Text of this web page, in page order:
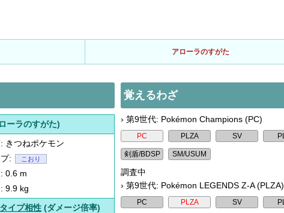
アローラのすがた
ーラのすがた)
きつねポケモン
:
こおり
0.6 m
9.9 kg
タイプ相性(ダメージ倍率)
覚えるわざ
› 第9世代: Pokémon Champions (PC)
調査中
› 第9世代: Pokémon LEGENDS Z-A (PLZA)